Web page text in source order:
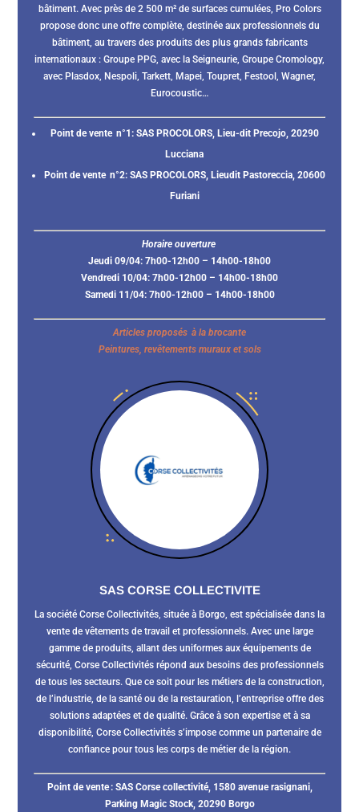
bâtiment. Avec près de 2 500 m² de surfaces cumulées, Pro Colors
propose donc une offre complète, destinée aux professionnels du
bâtiment, au travers des produits des plus grands fabricants
internationaux : Groupe PPG, avec la Seigneurie, Groupe Cromology,
avec Plasdox, Nespoli, Tarkett, Mapei, Toupret, Festool, Wagner,
Eurocoustic…
Point de vente n°1: SAS PROCOLORS, Lieu-dit Precojo, 20290
Lucciana
Point de vente n°2: SAS PROCOLORS, Lieudit Pastoreccia, 20600
Furiani
Horaire ouverture
Jeudi 09/04: 7h00-12h00 – 14h00-18h00
Vendredi 10/04: 7h00-12h00 – 14h00-18h00
Samedi 11/04: 7h00-12h00 – 14h00-18h00
Articles proposés à la brocante
Peintures, revêtements muraux et sols
SAS CORSE COLLECTIVITE
La société Corse Collectivités, située à Borgo, est spécialisée dans la
vente de vêtements de travail et professionnels. Avec une large
gamme de produits, allant des uniformes aux équipements de
sécurité, Corse Collectivités répond aux besoins des professionnels
de tous les secteurs. Que ce soit pour les métiers de la construction,
de l’industrie, de la santé ou de la restauration, l’entreprise offre des
solutions adaptées et de qualité. Grâce à son expertise et à sa
disponibilité, Corse Collectivités s’impose comme un partenaire de
confiance pour tous les corps de métier de la région.
Point de vente : SAS Corse collectivité, 1580 avenue rasignani,
Parking Magic Stock, 20290 Borgo